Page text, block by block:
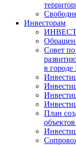
Инвесторам
Совет
в городе
План